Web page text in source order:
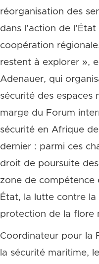
réorganisation des
dans l’action de
coopération
restent à explorer »,
Adenauer, qui
sécurité des espaces
marge du Forum
sécurité en Afrique
dernier : parmi ces
droit de poursuite
zone de compétence
État, la lutte contre la
protection de la flore
Coordinateur pour la
la sécurité maritime,